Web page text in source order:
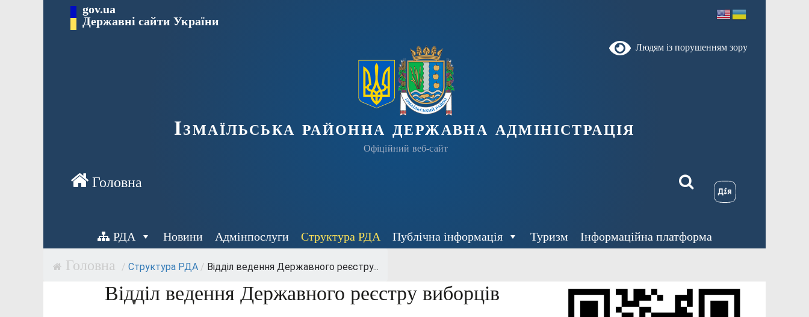
gov.ua
Державні сайти України
Людям із порушенням зору
Ізмаїльська районна державна адміністрація
Офіційний веб-сайт
РДА Новини Адмінпослуги Структура РДА Публічна інформація Туризм Інформаційна платформа
/ Структура РДА / Відділ ведення Державного реєстру...
Відділ ведення Державного реєстру виборців